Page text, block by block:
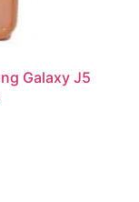
Galaxy J5